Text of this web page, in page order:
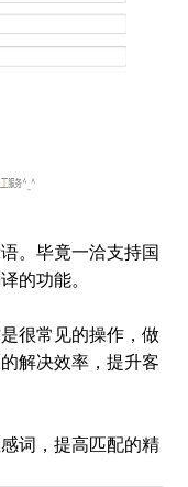
。毕竟一洽支持国
的功能。
很常见的操作，做
解决效率，提升客
词，提高匹配的精